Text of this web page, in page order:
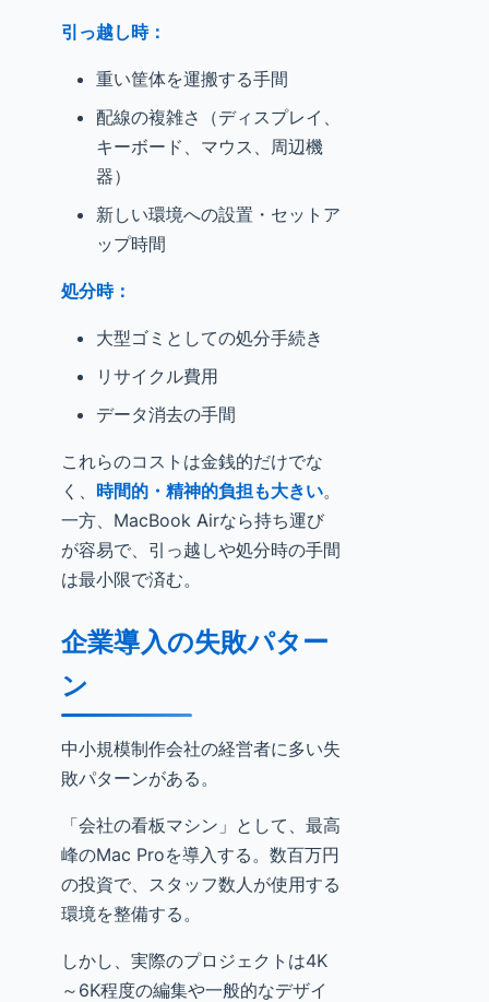
引っ越し時：
重い筐体を運搬する手間
配線の複雑さ（ディスプレイ、
キーボード、マウス、周辺機
器）
新しい環境への設置・セットア
ップ時間
処分時：
大型ゴミとしての処分手続き
リサイクル費用
データ消去の手間
これらのコストは金銭的だけでな
く、 時間的・精神的負担も大きい。
一方、MacBook Airなら持ち運び
が容易で、引っ越しや処分時の手間
は最小限で済む。
企業導入の失敗パター
ン
中小規模制作会社の経営者に多い失
敗パターンがある。
「会社の看板マシン」として、最高
峰のMac Proを導入する。数百万円
の投資で、スタッフ数人が使用する
環境を整備する。
しかし、実際のプロジェクトは4K
～6K程度の編集や一般的なデザイ